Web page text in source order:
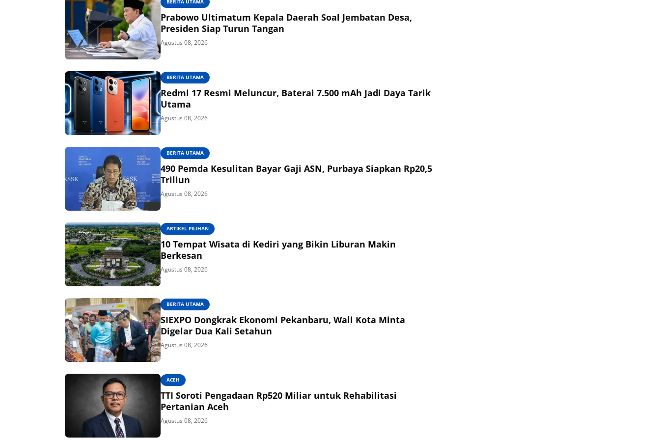
BERITA UTAMA
Prabowo Ultimatum Kepala Daerah Soal Jembatan Desa,
Presiden Siap Turun Tangan
Agustus 08, 2026
BERITA UTAMA
Redmi 17 Resmi Meluncur, Baterai 7.500 mAh Jadi Daya Tarik
Utama
Agustus 08, 2026
BERITA UTAMA
490 Pemda Kesulitan Bayar Gaji ASN, Purbaya Siapkan Rp20,5
Triliun
Agustus 08, 2026
ARTIKEL PILIHAN
10 Tempat Wisata di Kediri yang Bikin Liburan Makin
Berkesan
Agustus 08, 2026
BERITA UTAMA
SIEXPO Dongkrak Ekonomi Pekanbaru, Wali Kota Minta
Digelar Dua Kali Setahun
Agustus 08, 2026
ACEH
TTI Soroti Pengadaan Rp520 Miliar untuk Rehabilitasi
Pertanian Aceh
Agustus 08, 2026